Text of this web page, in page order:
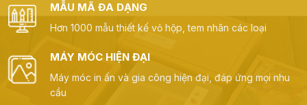
MẪU MÃ ĐA DẠNG
Hơn 1000 mẫu thiết kế vỏ hộp, tem nhãn các loại
MÁY MÓC HIỆN ĐẠI
Máy móc in ấn và gia công hiện đại, đáp ứng mọi nhu
cầu